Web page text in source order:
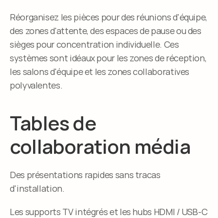
Réorganisez les pièces pour des réunions d'équipe,
des zones d'attente, des espaces de pause ou des
sièges pour concentration individuelle. Ces
systèmes sont idéaux pour les zones de réception,
les salons d'équipe et les zones collaboratives
polyvalentes.
Tables de
collaboration média
Des présentations rapides sans tracas
d'installation.
Les supports TV intégrés et les hubs HDMI / USB-C